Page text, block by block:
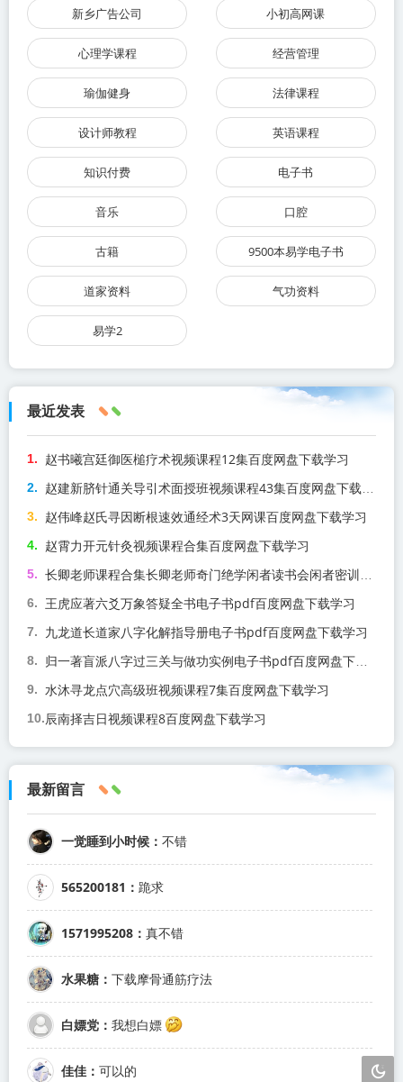
新乡广告公司 小初高网课
心理学课程 经营管理
瑜伽健身 法律课程
设计师教程 英语课程
知识付费 电子书
音乐 口腔
古籍 9500本易学电子书
道家资料 气功资料
易学2
最近发表
赵书曦宫廷御医槌疗术视频课程12集百度网盘下载学习
赵伟峰赵氏寻因断根速效通经术3天网课百度网盘下载学习
赵霄力开元针灸视频课程合集百度网盘下载学习
王虎应著六爻万象答疑全书电子书pdf百度网盘下载学习
九龙道长道家八字化解指导册电子书pdf百度网盘下载学习
水沐寻龙点穴高级班视频课程7集百度网盘下载学习
辰南择吉日视频课程8百度网盘下载学习
最新留言
一觉睡到小时候： 不错
565200181： 跪求
1571995208： 真不错
水果糖： 下载摩骨通筋疗法
白嫖党： 我想白嫖
佳佳： 可以的